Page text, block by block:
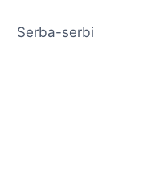
Serba-serbi